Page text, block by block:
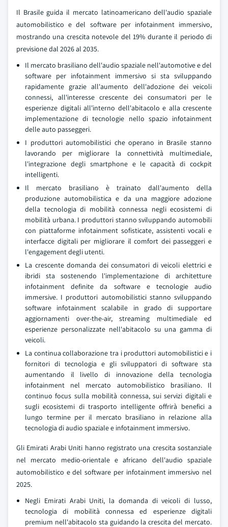
Il Brasile guida il mercato latinoamericano dell'audio spaziale
automobilistico e del software per infotainment immersivo,
mostrando una crescita notevole del 19% durante il periodo di
previsione dal 2026 al 2035.
Il mercato brasiliano dell'audio spaziale nell'automotive e del
software per infotainment immersivo si sta sviluppando
rapidamente grazie all'aumento dell'adozione dei veicoli
connessi, all'interesse crescente dei consumatori per le
esperienze digitali all'interno dell'abitacolo e alla crescente
implementazione di tecnologie nello spazio infotainment
delle auto passeggeri.
I produttori automobilistici che operano in Brasile stanno
lavorando per migliorare la connettività multimediale,
l'integrazione degli smartphone e le capacità di cockpit
intelligenti.
Il mercato brasiliano è trainato dall'aumento della
produzione automobilistica e da una maggiore adozione
della tecnologia di mobilità connessa negli ecosistemi di
mobilità urbana. I produttori stanno sviluppando automobili
con piattaforme infotainment sofisticate, assistenti vocali e
interfacce digitali per migliorare il comfort dei passeggeri e
l'engagement degli utenti.
La crescente domanda dei consumatori di veicoli elettrici e
ibridi sta sostenendo l'implementazione di architetture
infotainment definite da software e tecnologie audio
immersive. I produttori automobilistici stanno sviluppando
software infotainment scalabile in grado di supportare
aggiornamenti over-the-air, streaming multimediale ed
esperienze personalizzate nell'abitacolo su una gamma di
veicoli.
La continua collaborazione tra i produttori automobilistici e i
fornitori di tecnologia e gli sviluppatori di software sta
aumentando il livello di innovazione della tecnologia
infotainment nel mercato automobilistico brasiliano. Il
continuo focus sulla mobilità connessa, sui servizi digitali e
sugli ecosistemi di trasporto intelligente offrirà benefici a
lungo termine per il mercato brasiliano in relazione alla
tecnologia di audio spaziale e infotainment immersivo.
Gli Emirati Arabi Uniti hanno registrato una crescita sostanziale
nel mercato medio-orientale e africano dell'audio spaziale
automobilistico e del software per infotainment immersivo nel
2025.
Negli Emirati Arabi Uniti, la domanda di veicoli di lusso,
tecnologia di mobilità connessa ed esperienze digitali
premium nell'abitacolo sta guidando la crescita del mercato.